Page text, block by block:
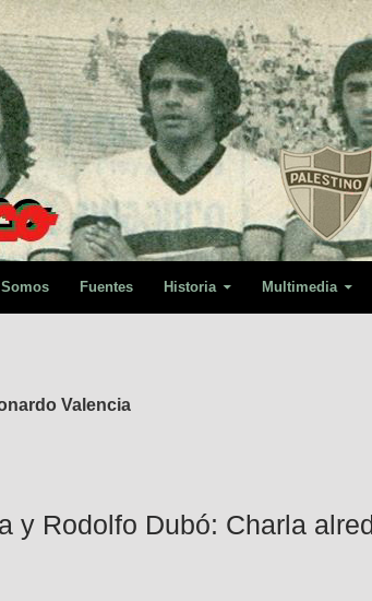
Fuentes Historia Multimedia
Valencia
y Rodolfo Dubó: Charla